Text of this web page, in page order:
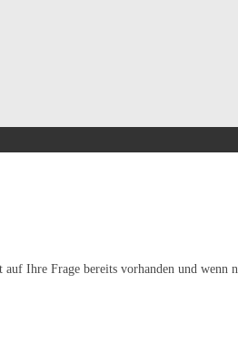
Ihre Frage bereits vorhanden und wenn